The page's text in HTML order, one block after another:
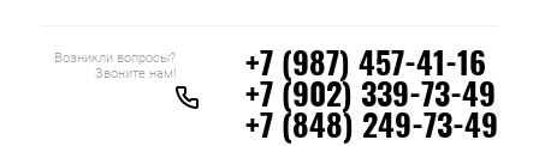
Возникли вопросы?
Звоните нам!
+7 (987) 457-41-16
+7 (902) 339-73-49
+7 (848) 249-73-49